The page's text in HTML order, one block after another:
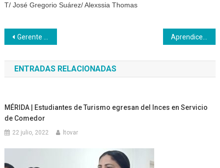
T/ José Gregorio Suárez/ Alexssia Thomas
Navegación
de
entradas
Gerente del Inces Zulia se reunió con los trabajadores del PNA y aprendices
ENTRADAS RELACIONADAS
MÉRIDA | Estudiantes de Turismo egresan del Inces en Servicio
de Comedor
22 julio, 2022 ltovar